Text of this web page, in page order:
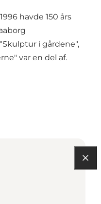
havde 150 års
i gårdene",
var en del af.